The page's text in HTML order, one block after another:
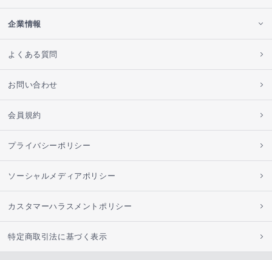
企業情報
よくある質問
お問い合わせ
会員規約
プライバシーポリシー
ソーシャルメディアポリシー
カスタマーハラスメントポリシー
特定商取引法に基づく表示